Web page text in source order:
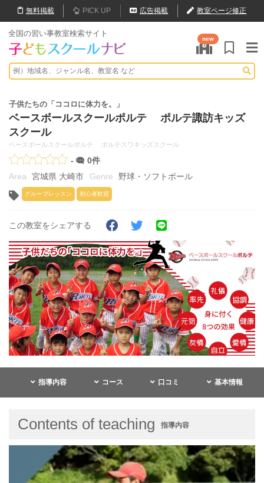
無料掲載 PICK UP 広告掲載 教室ページ修正
全国の習い事教室検索サイト
new
子供たちの「ココロに体力を。」
ベースボールスクールポルテ ポルテ諏訪キッズ
スクール
ベースボールスクールポルテ ポルテスワキッズスクール
-
0件
宮城県 大崎市
野球・ソフトボール
グループレッスン 初心者歓迎
この教室をシェアする
指導内容 コース 口コミ 基本情報
Contents of teaching 指導内容